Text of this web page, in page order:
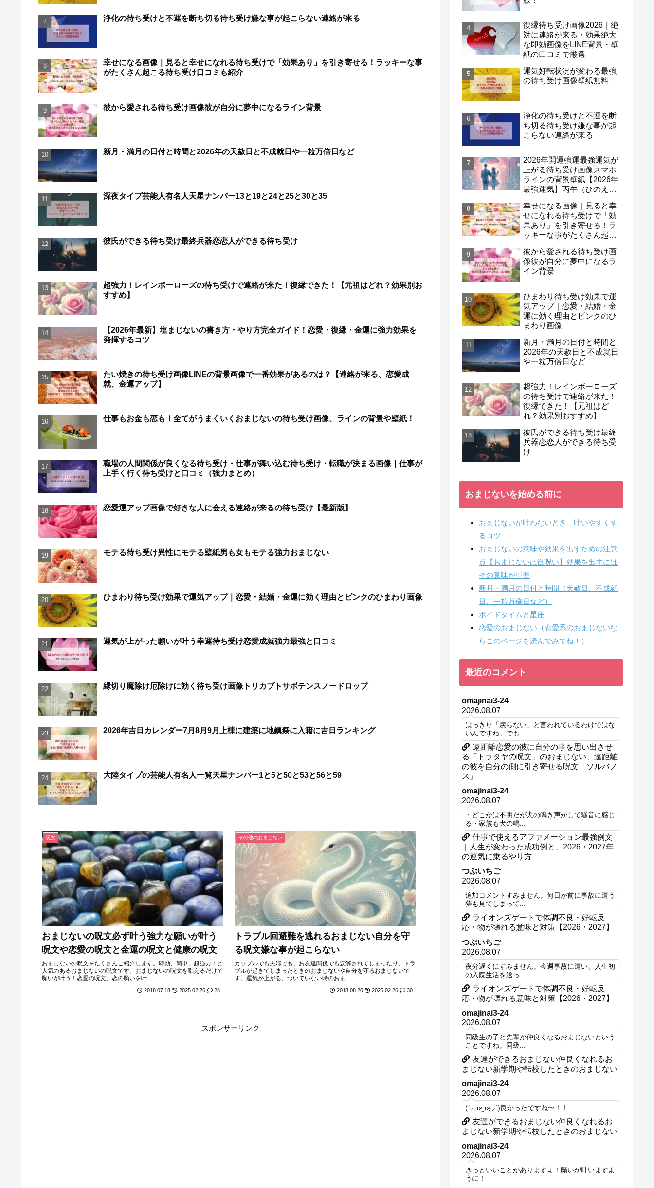
浄化の待ち受けと不運を断ち切る待ち受け嫌な事が起こらない連絡が来る
幸せになる画像｜見ると幸せになれる待ち受けで「効果あり」を引き寄せる！ラッキーな事
がたくさん起こる待ち受け口コミも紹介
彼から愛される待ち受け画像彼が自分に夢中になるライン背景
新月・満月の日付と時間と2026年の天赦日と不成就日や一粒万倍日など
深夜タイプ芸能人有名人天星ナンバー13と19と24と25と30と35
彼氏ができる待ち受け最終兵器恋恋人ができる待ち受け
超強力！レインボーローズの待ち受けで連絡が来た！復縁できた！【元祖はどれ？効果別お
すすめ】
【2026年最新】塩まじないの書き方・やり方完全ガイド！恋愛・復縁・金運に強力効果を
発揮するコツ
たい焼きの待ち受け画像LINEの背景画像で一番効果があるのは？【連絡が来る、恋愛成
就、金運アップ】
仕事もお金も恋も！全てがうまくいくおまじないの待ち受け画像、ラインの背景や壁紙！
職場の人間関係が良くなる待ち受け・仕事が舞い込む待ち受け・転職が決まる画像｜仕事が
上手く行く待ち受けと口コミ（強力まとめ）
恋愛運アップ画像で好きな人に会える連絡が来るの待ち受け【最新版】
モテる待ち受け異性にモテる壁紙男も女もモテる強力おまじない
ひまわり待ち受け効果で運気アップ｜恋愛・結婚・金運に効く理由とピンクのひまわり画像
運気が上がった願いが叶う幸運待ち受け恋愛成就強力最強と口コミ
縁切り魔除け厄除けに効く待ち受け画像トリカブトサボテンスノードロップ
2026年吉日カレンダー7月8月9月上棟に建築に地鎮祭に入籍に吉日ランキング
大陸タイプの芸能人有名人一覧天星ナンバー1と5と50と53と56と59
呪文
おまじないの呪文必ず叶う強力な願いが叶う
呪文や恋愛の呪文と金運の呪文と健康の呪文
おまじないの呪文をたくさんご紹介します。即効、簡単、超強力！と
人気のあるおまじないの呪文です。おまじないの呪文を唱えるだけで
願いが叶う！恋愛の呪文、恋の願いを叶...
2018.07.18 2025.02.26 28
その他のおまじない
トラブル回避難を逃れるおまじない自分を守
る呪文嫌な事が起こらない
カップルでも夫婦でも、お友達関係でも誤解されてしまったり、トラ
ブルが起きてしまったときのおまじないや自分を守るおまじないで
す。運気が上がる、ついていない時のおま...
2018.08.20 2025.02.26 30
スポンサーリンク
復縁待ち受け画像2026｜絶
対に連絡が来る・効果絶大
な即効画像をLINE背景・壁
紙の口コミで厳選
運気好転状況が変わる最強
の待ち受け画像壁紙無料
浄化の待ち受けと不運を断
ち切る待ち受け嫌な事が起
こらない連絡が来る
2026年開運強運最強運気が
上がる待ち受け画像スマホ
ラインの背景壁紙【2026年
最強運気】丙午（ひのえう
幸せになる画像｜見ると幸
せになれる待ち受けで「効
果あり」を引き寄せる！ラ
ッキーな事がたくさん起こ
彼から愛される待ち受け画
像彼が自分に夢中になるラ
イン背景
ひまわり待ち受け効果で運
気アップ｜恋愛・結婚・金
運に効く理由とピンクのひ
まわり画像
新月・満月の日付と時間と
2026年の天赦日と不成就日
や一粒万倍日など
超強力！レインボーローズ
の待ち受けで連絡が来た！
復縁できた！【元祖はど
れ？効果別おすすめ】
彼氏ができる待ち受け最終
兵器恋恋人ができる待ち受
け
おまじないを始める前に
おまじないが叶わないとき、叶いやすくす
るコツ
おまじないの意味や効果を出すための注意
点【おまじないは御呪い】効果を出すには
その意味が重要
新月・満月の日付と時間（天赦日、不成就
日、一粒万倍日など）
ボイドタイムと星座
恋愛のおまじない（恋愛系のおまじないな
らこのページを読んでみてね！）
最近のコメント
omajinai3-24
2026.08.07
はっきり「戻らない」と言われているわけではな
いんですね。でも...
遠距離恋愛の彼に自分の事を思い出させ
る「トラタヤの呪文」のおまじない、遠距離
の彼を自分の側に引き寄せる呪文「ソルバノ
ス」
omajinai3-24
2026.08.07
・どこかは不明だが犬の鳴き声がして騒音に感じ
る・家族も犬の鳴...
仕事で使えるアファメーション最強例文
｜人生が変わった成功例と、2026・2027年
の運気に乗るやり方
つぶいちご
2026.08.07
追加コメントすみません。何日か前に事故に遭う
夢も見てしまって...
ライオンズゲートで体調不良・好転反
応・物が壊れる意味と対策【2026・2027】
つぶいちご
2026.08.07
夜分遅くにすみません。今週事故に遭い、人生初
の入院生活を送っ...
ライオンズゲートで体調不良・好転反
応・物が壊れる意味と対策【2026・2027】
omajinai3-24
2026.08.07
同級生の子と先輩が仲良くなるおまじないという
ことですね。同級...
友達ができるおまじない仲良くなれるお
まじない新学期や転校したときのおまじない
omajinai3-24
2026.08.07
(ˊ⸝⸝o̴̶̷ ̫ o̴̶̷⸝⸝ˋ)良かったですね〜！！...
友達ができるおまじない仲良くなれるお
まじない新学期や転校したときのおまじない
omajinai3-24
2026.08.07
きっといいことがありますよ！願いが叶いますよ
うに！